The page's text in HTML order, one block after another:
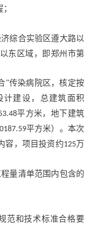
综合实验区遵大路以
东区域，即郑州市第
”传染病院区，核定按
计建设，总建筑面积
平方米，地下建筑
平方米）。本次
容，项目投资约125万
量清单范围内包含的
范和技术标准合格要